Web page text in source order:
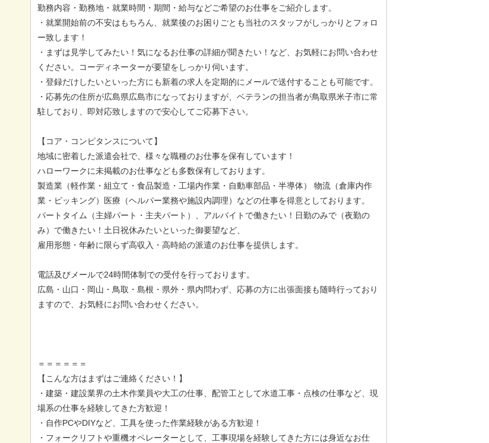
勤務内容・勤務地・就業時間・期間・給与などご希望のお仕事をご紹介します。
・就業開始前の不安はもちろん、就業後のお困りごとも当社のスタッフがしっかりとフォロ
ー致します！
・まずは見学してみたい！気になるお仕事の詳細が聞きたい！など、お気軽にお問い合わせ
ください。コーディネーターが要望をしっかり伺います。
・登録だけしたいといった方にも新着の求人を定期的にメールで送付することも可能です。
・応募先の住所が広島県広島市になっておりますが、ベテランの担当者が鳥取県米子市に常
駐しており、即対応致しますので安心してご応募下さい。
【コア・コンピタンスについて】
地域に密着した派遣会社で、様々な職種のお仕事を保有しています！
ハローワークに未掲載のお仕事なども多数保有しております。
製造業（軽作業・組立て・食品製造・工場内作業・自動車部品・半導体） 物流（倉庫内作
業・ピッキング）医療（ヘルパー業務や施設内調理）などの仕事を得意としております。
パートタイム（主婦パート・主夫パート）、アルバイトで働きたい！日勤のみで（夜勤の
み）で働きたい！土日祝休みたいといった御要望など、
雇用形態・年齢に限らず高収入・高時給の派遣のお仕事を提供します。
電話及びメールで24時間体制での受付を行っております。
広島・山口・岡山・鳥取・島根・県外・県内問わず、応募の方に出張面接も随時行っており
ますので、お気軽にお問い合わせください。
＝＝＝＝＝＝
【こんな方はまずはご連絡ください！】
・建築・建設業界の土木作業員や大工の仕事、配管工として水道工事・点検の仕事など、現
場系の仕事を経験してきた方歓迎！
・自作PCやDIYなど、工具を使った作業経験がある方歓迎！
・フォークリフトや重機オペレーターとして、工事現場を経験してきた方には身近なお仕